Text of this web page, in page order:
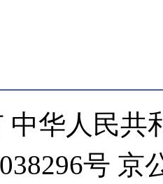
中华人民共
号 京